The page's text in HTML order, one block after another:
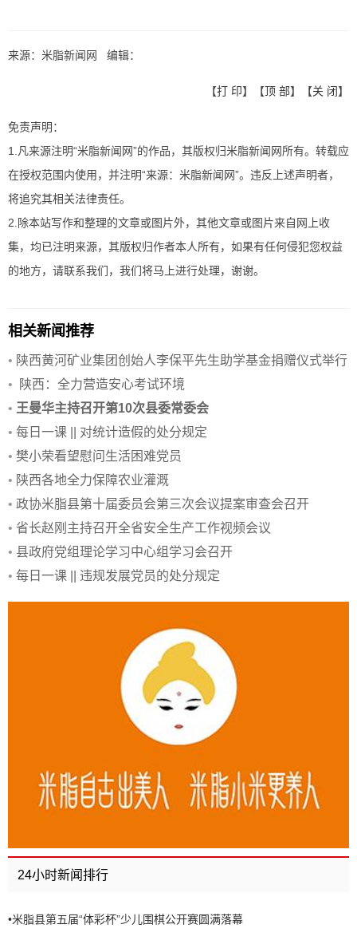
来源：米脂新闻网 编辑：
【打 印】【顶 部】【关 闭】
免责声明：
1.凡来源注明“米脂新闻网”的作品，其版权归米脂新闻网所有。转载应
在授权范围内使用，并注明“来源：米脂新闻网”。违反上述声明者，
将追究其相关法律责任。
2.除本站写作和整理的文章或图片外，其他文章或图片来自网上收
集，均已注明来源，其版权归作者本人所有，如果有任何侵犯您权益
的地方，请联系我们，我们将马上进行处理，谢谢。
相关新闻推荐
• 陕西黄河矿业集团创始人李保平先生助学基金捐赠仪式举行
•
陕西：全力营造安心考试环境
• 王曼华主持召开第10次县委常委会
• 每日一课 || 对统计造假的处分规定
• 樊小荣看望慰问生活困难党员
• 陕西各地全力保障农业灌溉
• 政协米脂县第十届委员会第三次会议提案审查会召开
• 省长赵刚主持召开全省安全生产工作视频会议
• 县政府党组理论学习中心组学习会召开
• 每日一课 || 违规发展党员的处分规定
24小时新闻排行
•米脂县第五届“体彩杯”少儿围棋公开赛圆满落幕